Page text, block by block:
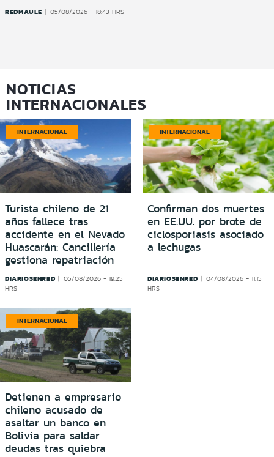
REDMAULE 05/08/2026 - 18:43 HRS
NOTICIAS
INTERNACIONALES
INTERNACIONAL
Turista chileno de 21
años fallece tras
accidente en el Nevado
Huascarán: Cancillería
gestiona repatriación
DIARIOSENRED
05/08/2026 - 19:25
HRS
INTERNACIONAL
Confirman dos muertes
en EE.UU. por brote de
ciclosporiasis asociado
a lechugas
DIARIOSENRED
04/08/2026 - 11:15
HRS
INTERNACIONAL
Detienen a empresario
chileno acusado de
asaltar un banco en
Bolivia para saldar
deudas tras quiebra